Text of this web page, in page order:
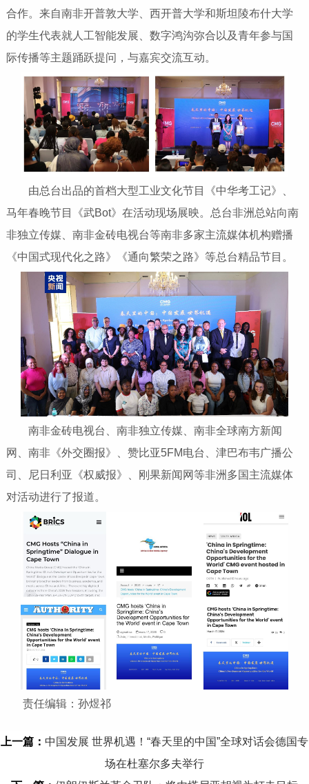
合作。来自南非开普敦大学、西开普大学和斯坦陵布什大学
的学生代表就人工智能发展、数字鸿沟弥合以及青年参与国
际传播等主题踊跃提问，与嘉宾交流互动。
由总台出品的首档大型工业文化节目《中华考工记》、
马年春晚节目《武Bot》在活动现场展映。总台非洲总站向南
非独立传媒、南非金砖电视台等南非多家主流媒体机构赠播
《中国式现代化之路》《通向繁荣之路》等总台精品节目。
南非金砖电视台、南非独立传媒、南非全球南方新闻
网、南非《外交圈报》、赞比亚5FM电台、津巴布韦广播公
司、尼日利亚《权威报》、刚果新闻网等非洲多国主流媒体
对活动进行了报道。
责任编辑：孙煜祁
上一篇： 中国发展 世界机遇！“春天里的中国”全球对话会德国专
场在杜塞尔多夫举行